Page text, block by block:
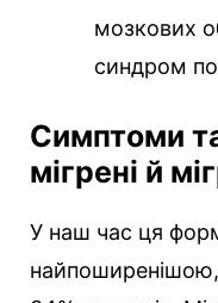
мозкових
синдром по
Симптоми
мігрені й
У наш час ця